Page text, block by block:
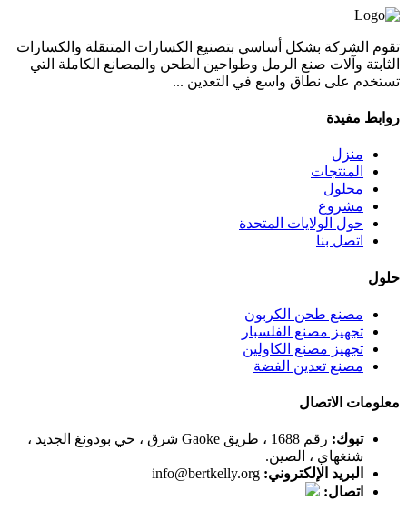
تقوم الشركة بشكل أساسي بتصنيع الكسارات المتنقلة والكسارات
الثابتة وآلات صنع الرمل وطواحين الطحن والمصانع الكاملة التي
تستخدم على نطاق واسع في التعدين ...
روابط مفيدة
منزل
المنتجات
محلول
مشروع
حول الولايات المتحدة
اتصل بنا
حلول
مصنع طحن الكربون
تجهيز مصنع الفلسبار
تجهيز مصنع الكاولين
مصنع تعدين الفضة
معلومات الاتصال
تبوك:
رقم 1688 ، طريق Gaoke شرق ، حي بودونغ الجديد ،
شنغهاي ، الصين.
البريد الإلكتروني: info@bertkelly.org
اتصال: